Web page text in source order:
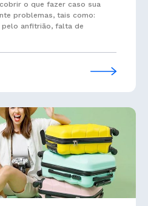
o que fazer caso sua
problemas, tais como:
pelo anfitrião, falta de